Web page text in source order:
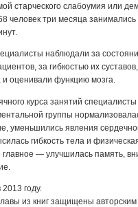
старческого слабоумия или
человек три месяца
наблюдали за
за гибкостью их
оценивали функцию мозга.
курса занятий
группы
уменьшились явления
гибкость тела и
— улучшилась память,
году.
из книг защищены